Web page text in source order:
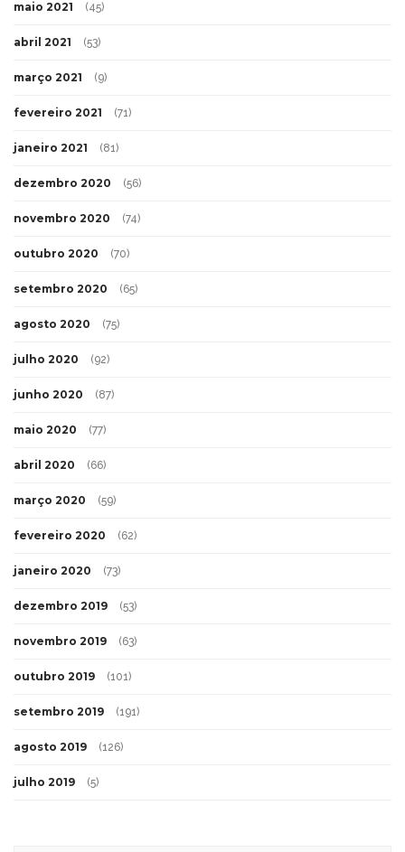
maio 2021 (45)
abril 2021 (53)
março 2021 (9)
fevereiro 2021 (71)
janeiro 2021 (81)
dezembro 2020 (56)
novembro 2020 (74)
outubro 2020 (70)
setembro 2020 (65)
agosto 2020 (75)
julho 2020 (92)
junho 2020 (87)
maio 2020 (77)
abril 2020 (66)
março 2020 (59)
fevereiro 2020 (62)
janeiro 2020 (73)
dezembro 2019 (53)
novembro 2019 (63)
outubro 2019 (101)
setembro 2019 (191)
agosto 2019 (126)
julho 2019 (5)